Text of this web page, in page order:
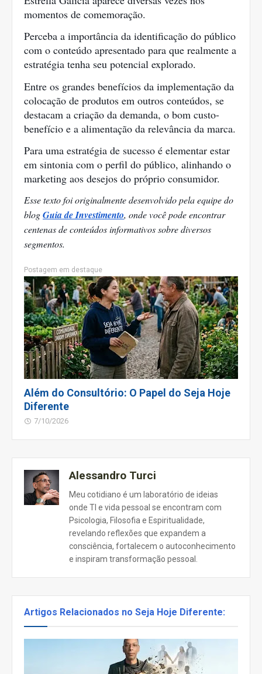
momentos de comemoração.
Perceba a importância da identificação do público
com o conteúdo apresentado para que realmente a
estratégia tenha seu potencial explorado.
Entre os grandes benefícios da implementação da
colocação de produtos em outros conteúdos, se
destacam a criação da demanda, o bom custo-
benefício e a alimentação da relevância da marca.
Para uma estratégia de sucesso é elementar estar
em sintonia com o perfil do público, alinhando o
marketing aos desejos do próprio consumidor.
Esse texto foi originalmente desenvolvido pela equipe do
blog Guia de Investimento, onde você pode encontrar
centenas de conteúdos informativos sobre diversos
segmentos.
Postagem em destaque
Além do Consultório: O Papel do Seja Hoje
Diferente
7/10/2026
Alessandro Turci
Meu cotidiano é um laboratório de ideias
onde TI e vida pessoal se encontram com
Psicologia, Filosofia e Espiritualidade,
revelando reflexões que expandem a
consciência, fortalecem o autoconhecimento
e inspiram transformação pessoal.
Artigos Relacionados no Seja Hoje Diferente: